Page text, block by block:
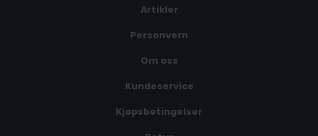
Artikler
Personvern
Om oss
Kundeservice
Kjøpsbetingelser